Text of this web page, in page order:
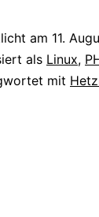
am 11.
als Linux,
mit